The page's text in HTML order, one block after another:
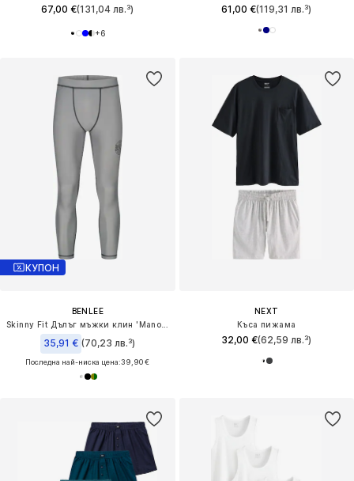
67,00 €(131,04 лв.³)
+6
61,00 €(119,31 лв.³)
КУПОН
BENLEE
35,91 € (70,23 лв.³)
Последна най-ниска цена:39,90 €
NEXT
Къса пижама
32,00 €(62,59 лв.³)